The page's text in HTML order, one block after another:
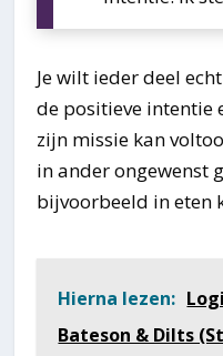
Je wilt ieder deel
de positieve intentie
zijn missie kan
in ander ongewenst
bijvoorbeeld in eten
Hierna lezen:
Bateson & Dilts